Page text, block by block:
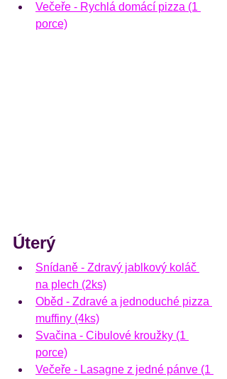
Večeře - Rychlá domácí pizza (1
porce)
Úterý
Snídaně - Zdravý jablkový koláč
na plech (2ks)
Oběd - Zdravé a jednoduché pizza
muffiny (4ks)
Svačina - Cibulové kroužky (1
porce)
Večeře - Lasagne z jedné pánve (1